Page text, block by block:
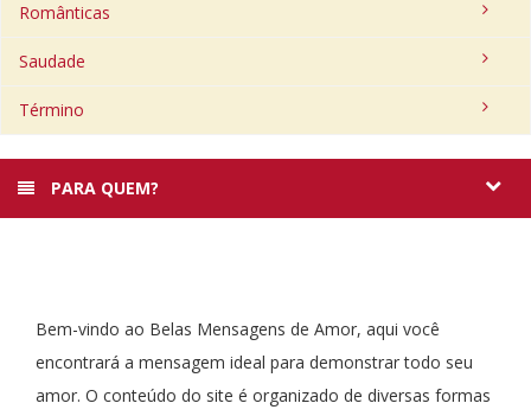
Românticas
Saudade
Término
PARA QUEM?
Bem-vindo ao Belas Mensagens de Amor, aqui você
encontrará a mensagem ideal para demonstrar todo seu
amor. O conteúdo do site é organizado de diversas formas